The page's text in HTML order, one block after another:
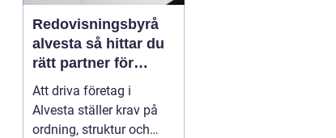
Redovisningsbyrå
alvesta så hittar du
rätt partner för
företagets ekonomi
Att driva företag i
Alvesta ställer krav på
ordning, struktur och